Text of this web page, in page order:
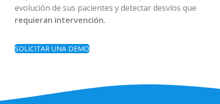
evolución de sus pacientes y detectar desvíos que
requieran intervención.
SOLICITAR UNA DEMO